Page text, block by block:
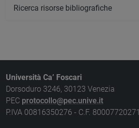
Ricerca risorse bibliografiche
Università Ca’ Foscari
Dorsoduro 3246, 30123 Venezia
PEC protocollo@pec.unive.it
P.IVA 00816350276 - C.F. 80007720271